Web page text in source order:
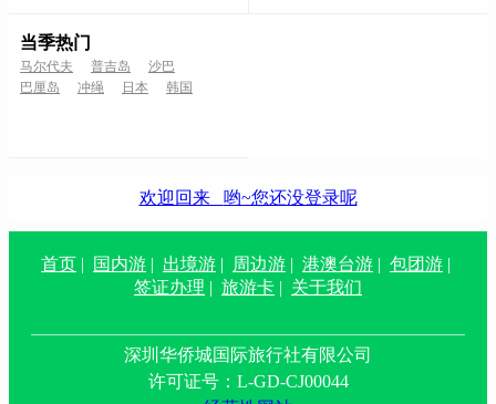
当季热门
马尔代夫 普吉岛
沙巴
巴厘岛
冲绳 日本 韩国
欢迎回来 哟~您还没登录呢
首页 | 国内游 | 出境游 | 周边游 | 港澳台游 | 包团游 |
签证办理 | 旅游卡 | 关于我们
深圳华侨城国际旅行社有限公司
许可证号：L-GD-CJ00044